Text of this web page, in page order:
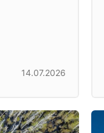
14.07.2026